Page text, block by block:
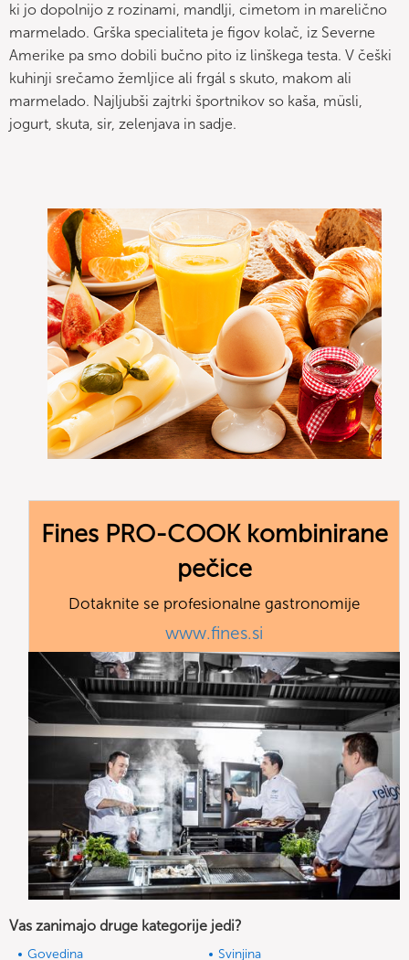
ki jo dopolnijo z rozinami, mandlji, cimetom in marelično
marmelado. Grška specialiteta je figov kolač, iz Severne
Amerike pa smo dobili bučno pito iz linškega testa. V češki
kuhinji srečamo žemljice ali frgál s skuto, makom ali
marmelado. Najljubši zajtrki športnikov so kaša, müsli,
jogurt, skuta, sir, zelenjava in sadje.
Fines PRO-COOK kombinirane
pečice
Dotaknite se profesionalne gastronomije
www.fines.si
Vas zanimajo druge kategorije jedi?
Govedina
Svinjina